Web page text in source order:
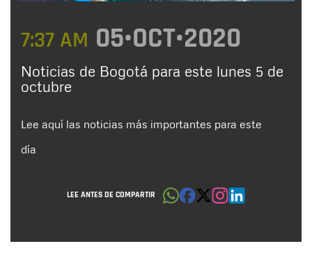
7:37 AM 05•OCT•2020
Noticias de Bogotá para este lunes 5 de
octubre
Lee aquí las noticias más importantes para este
día
LEE ANTES DE COMPARTIR